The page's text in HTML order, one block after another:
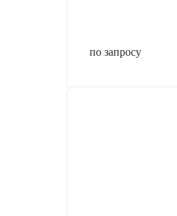
по запросу